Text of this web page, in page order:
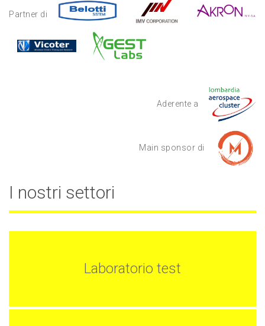
Partner di
Aderente a
Main sponsor di
I nostri settori
Laboratorio test